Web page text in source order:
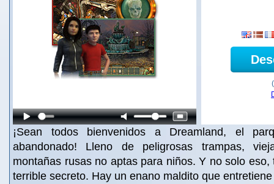
¡Sean todos bienvenidos a Dreamland, el
abandonado! Lleno de peligrosas trampas,
montañas rusas no aptas para niños. Y no solo eso,
terrible secreto. Hay un enano maldito que